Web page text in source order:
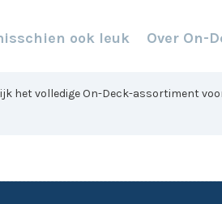
ook leuk Over On-
het volledige On-Deck-assortiment